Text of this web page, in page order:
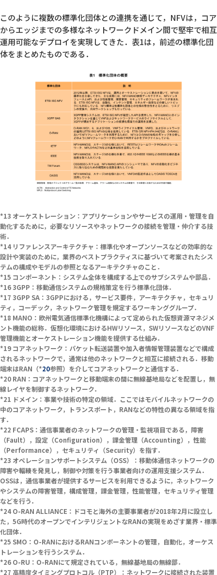
このように複数の標準化団体との連携を通じて，NFVは，コア
からエッジまでの多様なネットワークドメイン間で堅牢で相互
運用可能なデプロイを実現してきた．表1は，前述の標準化団
体をまとめたものである．
オーケストレーション：アプリケーションやサービスの運用・管理を自
動化するために，必要なリソースやネットワークの接続を管理・仲介する技
術．
リファレンスアーキテクチャ：標準化やオープンソースなどの効率的な
設計や実装のために，業界のベストプラクティスに基づいて考案されたシス
テムの構成やモデルの参照となるアーキテクチャのこと．
コンポーネント：システム全体を構成する上でのサブシステムや部品．
3GPP：移動通信システムの規格策定を行う標準化団体．
3GPP SA：3GPPにおける，サービス要件，アーキテクチャ，セキュリ
ティ，コーデック，ネットワーク管理を規定するワーキンググループ．
MANO：欧州電気通信標準化機構によって定められた仮想資源マネジメ
ント機能の総称．仮想化環境におけるHWリソース，SWリソースなどのVNF
管理機能とオーケストレーション機能を提供する仕組み．
コアネットワーク：パケット転送装置や加入者情報管理装置などで構成
されるネットワークで，通常は他のネットワークと相互に接続される．移動
端末はRAN（*20参照）を介してコアネットワークと通信する．
RAN：コアネットワークと移動端末の間に無線基地局などを配置し，無
線レイヤを制御するネットワーク．
ドメイン：事業や技術の特定の領域．ここではモバイルネットワークの
中のコアネットワーク，トランスポート，RANなどの特性の異なる領域を指
す．
FCAPS：通信事業者のネットワークの管理・監視項目である，障害
（Fault），設定（Configuration），課金管理（Accounting），性能
（Performance），セキュリティ（Security）を指す．
オペレーションサポートシステム（OSS）：移動体通信ネットワークの
障害や輻輳を発見し，制御や対策を行う事業者向けの運用支援システム．
OSSは，通信事業者が提供するサービスを利用できるように，ネットワーク
やシステムの障害管理，構成管理，課金管理，性能管理，セキュリティ管理
などを行う．
O-RAN ALLIANCE：ドコモと海外の主要事業者が2018年2月に設立し
た，5G時代のオープンでインテリジェントなRANの実現をめざす業界・標準
化団体．
SMO：O-RANにおけるRANコンポーネントの管理，自動化，オーケス
トレーションを行うシステム．
O-RU：O-RANにて規定されている，無線基地局の無線部．
高精度タイミングプロトコル（PTP）：ネットワークに接続された装置